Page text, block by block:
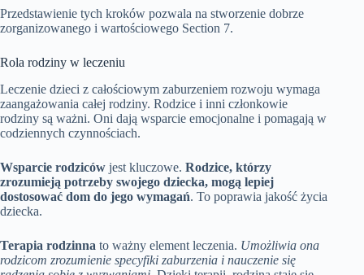
Przedstawienie tych kroków pozwala na stworzenie dobrze
zorganizowanego i wartościowego Section 7.
Rola rodziny w leczeniu
Leczenie dzieci z całościowym zaburzeniem rozwoju wymaga
zaangażowania całej rodziny. Rodzice i inni członkowie
rodziny są ważni. Oni dają wsparcie emocjonalne i pomagają w
codziennych czynnościach.
Wsparcie rodziców jest kluczowe. Rodzice, którzy
zrozumieją potrzeby swojego dziecka, mogą lepiej
dostosować dom do jego wymagań. To poprawia jakość życia
dziecka.
Terapia rodzinna to ważny element leczenia. Umożliwia ona
rodzicom zrozumienie specyfiki zaburzenia i nauczenie się